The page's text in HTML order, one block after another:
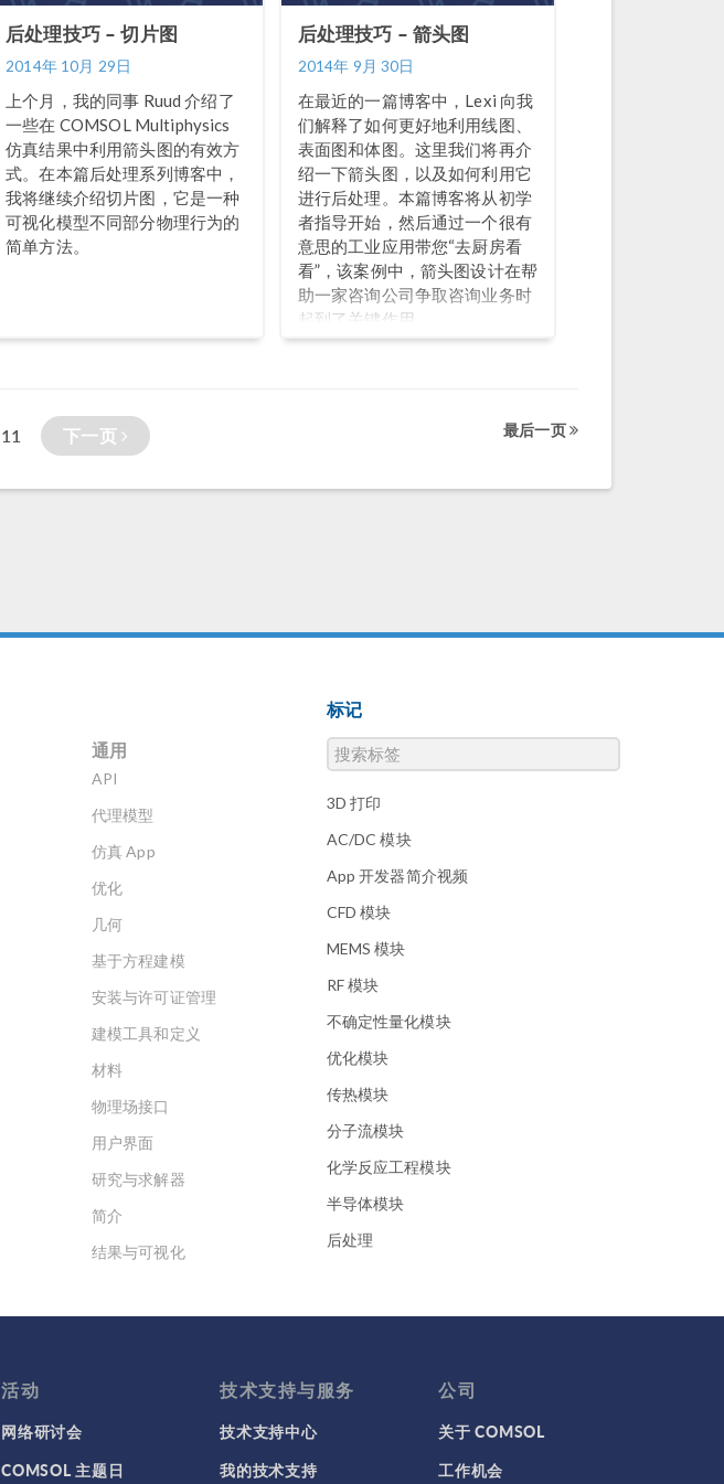
后处理技巧 – 切片图
2014年 10月 29日
上个月，我的同事 Ruud 介绍了
一些在 COMSOL Multiphysics
仿真结果中利用箭头图的有效方
式。在本篇后处理系列博客中，
我将继续介绍切片图，它是一种
可视化模型不同部分物理行为的
简单方法。
后处理技巧 – 箭头图
2014年 9月 30日
在最近的一篇博客中，Lexi 向我
们解释了如何更好地利用线图、
表面图和体图。这里我们将再介
绍一下箭头图，以及如何利用它
进行后处理。本篇博客将从初学
者指导开始，然后通过一个很有
意思的工业应用带您“去厨房看
看”，该案例中，箭头图设计在帮
助一家咨询公司争取咨询业务时
起到了关键作用。
11 下一页 最后一页
通用
API
代理模型
仿真 App
优化
几何
基于方程建模
安装与许可证管理
建模工具和定义
材料
物理场接口
用户界面
研究与求解器
简介
结果与可视化
标记
3D 打印
AC/DC 模块
App 开发器简介视频
CFD 模块
MEMS 模块
RF 模块
不确定性量化模块
优化模块
传热模块
分子流模块
化学反应工程模块
半导体模块
后处理
地热能系列
复合材料模块
活动
网络研讨会
COMSOL 主题日
技术支持与服务
技术支持中心
我的技术支持
公司
关于 COMSOL
工作机会